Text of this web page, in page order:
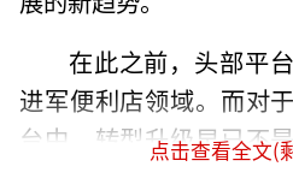
在此之前，头部平
进军便利店领域。而对
台中，转型升级早已不
点击查看全文(